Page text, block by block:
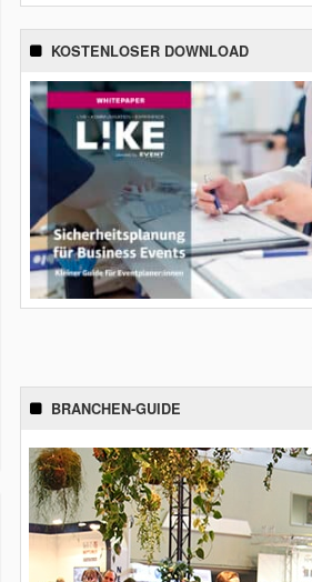
KOSTENLOSER DOWNLOAD
BRANCHEN-GUIDE